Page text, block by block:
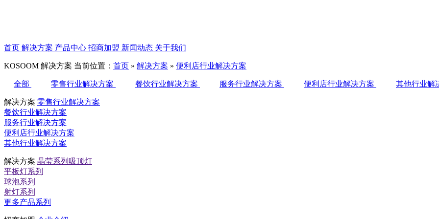
首页 解决方案 产品中心 招商加盟 新闻动态 关于我们
KOSOOM 解决方案 当前位置： 首页 » 解决方案 » 便利店行业解决方案
全部 零售行业解决方案 餐饮行业解决方案 服务行业解决方案 便利店行业解决方案 其他行业解
解决方案 零售行业解决方案
餐饮行业解决方案
服务行业解决方案
便利店行业解决方案
其他行业解决方案
解决方案 晶莹系列吸顶灯
平板灯系列
球泡系列
射灯系列
更多产品系列